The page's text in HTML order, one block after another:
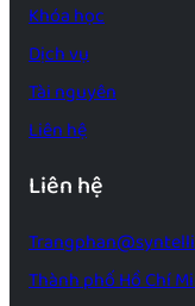
Khóa học
Dịch vụ
Tài nguyên
Liên hệ
Liên hệ
Thành phố Hồ Chí